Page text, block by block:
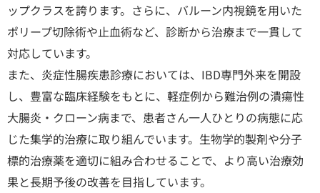
ップクラスを誇ります。さらに、バルーン内視鏡を用いた
ポリープ切除術や止血術など、診断から治療まで一貫して
対応しています。
また、炎症性腸疾患診療においては、IBD専門外来を開設
し、豊富な臨床経験をもとに、軽症例から難治例の潰瘍性
大腸炎・クローン病まで、患者さん一人ひとりの病態に応
じた集学的治療に取り組んでいます。生物学的製剤や分子
標的治療薬を適切に組み合わせることで、より高い治療効
果と長期予後の改善を目指しています。